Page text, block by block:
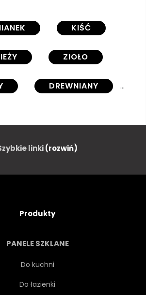
KIŚĆ
ZIOŁO
DREWNIANY
TORBA
ZAPACH
GOTOWANIE
PACHNĄCY
linki(rozwiń)
Produkty
PANELE SZKLANE
Do kuchni
Do łazienki